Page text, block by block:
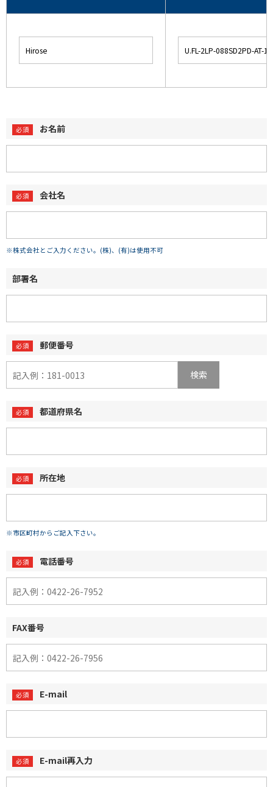
お名前
会社名
※株式会社とご入力ください。(株)、(有)は使用不可
部署名
郵便番号
検索
都道府県名
所在地
※市区町村からご記入下さい。
電話番号
FAX番号
E-mail
E-mail再入力